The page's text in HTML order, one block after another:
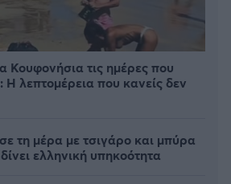
Κουφονήσια τις ημέρες που
Η λεπτομέρεια που κανείς δεν
τη μέρα με τσιγάρο και μπύρα
ελληνική υπηκοότητα